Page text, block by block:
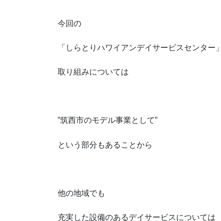
今回の
「しらとりハワイアンデイサービスセンター
取り組みについては
”筑西市のモデル事業として”
という部分もあることから
他の地域でも
充実した設備のあるデイサービスについては